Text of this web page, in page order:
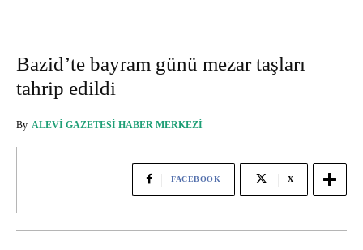
Bazid’te bayram günü mezar taşları
tahrip edildi
By ALEVI GAZETESI HABER MERKEZI
FACEBOOK X